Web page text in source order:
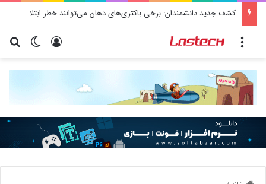
کشف جدید دانشمندان: برخی باکتری‌های دهان می‌توانند خطر ابتلا به آلزایمر را افزایش دهند
تغییر ورود